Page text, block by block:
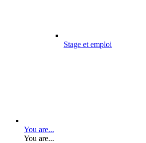
Stage et emploi
You are...
You are...